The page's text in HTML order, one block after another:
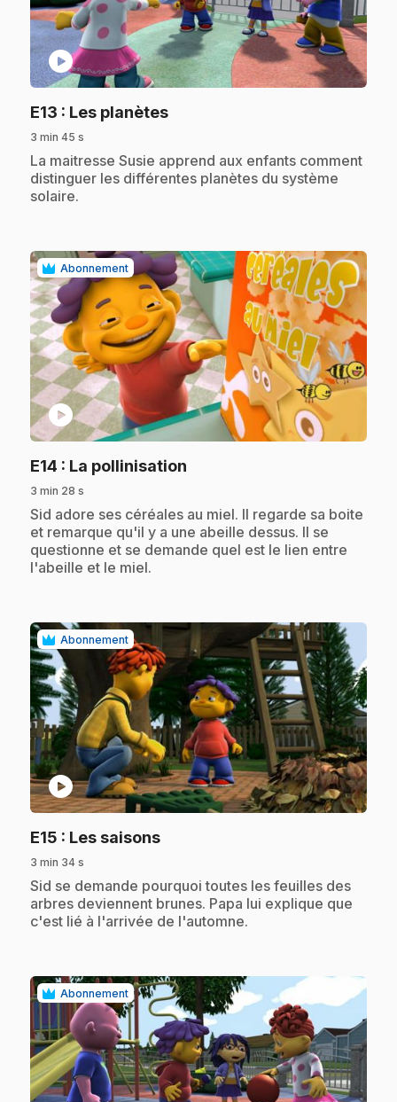
play_circle
E13 : Les planètes.
3 min 45 s
.La maitresse Susie apprend aux enfants comment
distinguer les différentes planètes du système
solaire.
Abonnement
play_circle
E14 : La pollinisation
3 min 28 s
.Sid adore ses céréales au miel. Il regarde sa boite
et remarque qu'il y a une abeille dessus. Il se
questionne et se demande quel est le lien entre
l'abeille et le miel.
Abonnement
play_circle
E15 : Les saisons.
3 min 34 s
.Sid se demande pourquoi toutes les feuilles des
arbres deviennent brunes. Papa lui explique que
c'est lié à l'arrivée de l'automne.
Abonnement